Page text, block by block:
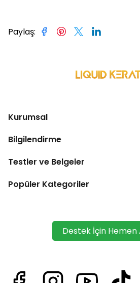
Paylaş:
Kurumsal
Bilgilendirme
Testler ve Belgeler
Popüler Kategoriler
Destek İçin Hemen